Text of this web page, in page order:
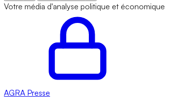
Votre média d'analyse politique et économique
AGRA Presse